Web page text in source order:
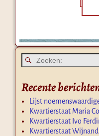
Recente
Lijst
Kwartierstaat Maria
Kwartierstaat Ivo
Kwartierstaat